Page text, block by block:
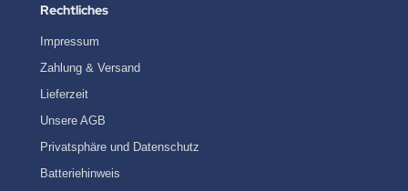
Rechtliches
Impressum
Zahlung & Versand
Lieferzeit
Unsere AGB
Privatsphäre und Datenschutz
Batteriehinweis